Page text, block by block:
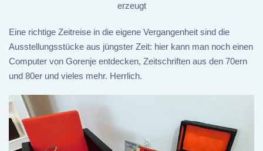
erzeugt
Eine richtige Zeitreise in die eigene Vergangenheit sind die
Ausstellungsstücke aus jüngster Zeit: hier kann man noch einen
Computer von Gorenje entdecken, Zeitschriften aus den 70ern
und 80er und vieles mehr. Herrlich.